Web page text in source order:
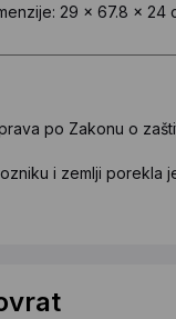
29 x 67.8 x 24
po Zakonu o
i zemlji porekla